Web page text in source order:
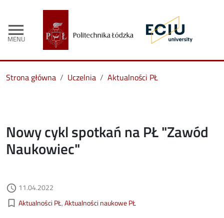
menu
MENU
Strona główna Uczelnia Aktualności PŁ
Nowy cykl spotkań na PŁ "Zawód
Naukowiec"
access_time Data dodania
11.04.2022
bookmark_border Kategorie aktualności
Aktualności PŁ Aktualności naukowe PŁ